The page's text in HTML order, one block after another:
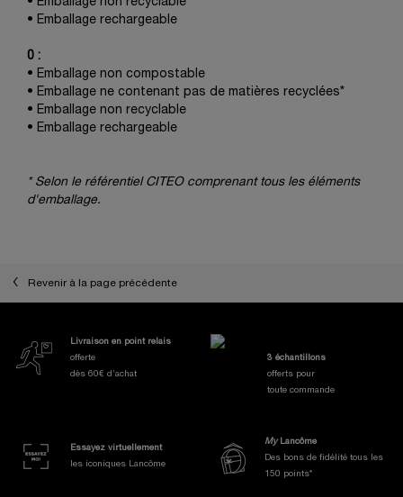
• Emballage non recyclable
• Emballage rechargeable
0 :
• Emballage non compostable
• Emballage ne contenant pas de matières recyclées*
• Emballage non recyclable
• Emballage rechargeable
* Selon le référentiel CITEO comprenant tous les éléments
d'emballage.
Revenir à la page précédente
Nos Engagements et Avantages
Livraison en point relais
offerte
dès 60€ d’achat
3 échantillons
offerts pour
toute commande
Essayez virtuellement
les iconiques Lancôme
MyLancôme
Des bons de fidélité tous les
150 points*